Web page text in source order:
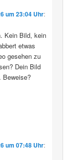
um 23:04 Uhr:
Kein Bild, kein
etwas
gesehen zu
Dein Bild
Beweise?
um 07:48 Uhr: